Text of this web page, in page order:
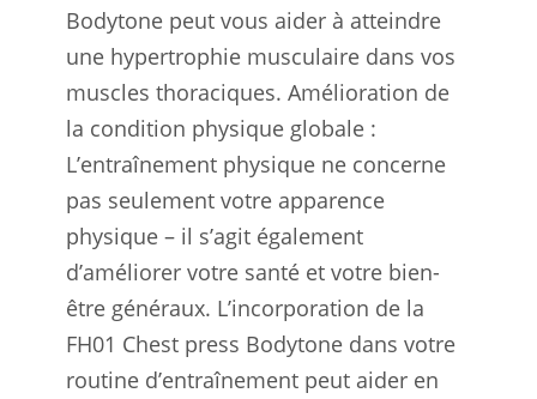
Bodytone peut vous aider à atteindre
une hypertrophie musculaire dans vos
muscles thoraciques. Amélioration de
la condition physique globale :
L’entraînement physique ne concerne
pas seulement votre apparence
physique – il s’agit également
d’améliorer votre santé et votre bien-
être généraux. L’incorporation de la
FH01 Chest press Bodytone dans votre
routine d’entraînement peut aider en